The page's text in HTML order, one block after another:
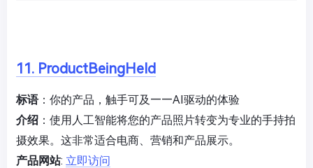
11. ProductBeingHeld
标语：你的产品，触手可及——AI驱动的体验
介绍 ：使用人工智能将您的产品照片转变为专业的手持拍
摄效果。这非常适合电商、营销和产品展示。
产品网站: 立即访问